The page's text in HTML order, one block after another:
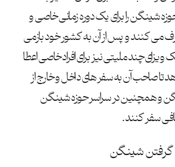
شینگن را برای یک دوره زمانی خاصی و
می کنند و پس از آن به کشور خود بازمی
چند ملیتی نیز برای افراد خاصی اعطا
تا صاحب آن به سفر های داخل و خارج از
و همچنین در سراسر حوزه شینگن
سفر کنند.
گرفتن شینگن